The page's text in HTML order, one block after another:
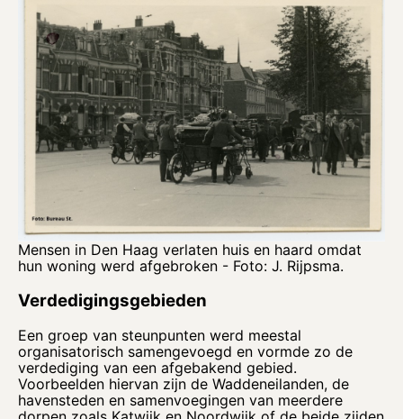
Mensen in Den Haag verlaten huis en haard omdat
hun woning werd afgebroken - Foto: J. Rijpsma.
Verdedigingsgebieden
Een groep van steunpunten werd meestal
organisatorisch samengevoegd en vormde zo de
verdediging van een afgebakend gebied.
Voorbeelden hiervan zijn de Waddeneilanden, de
havensteden en samenvoegingen van meerdere